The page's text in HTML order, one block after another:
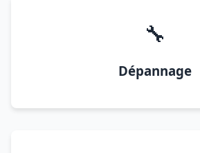
🔧
Dépannage